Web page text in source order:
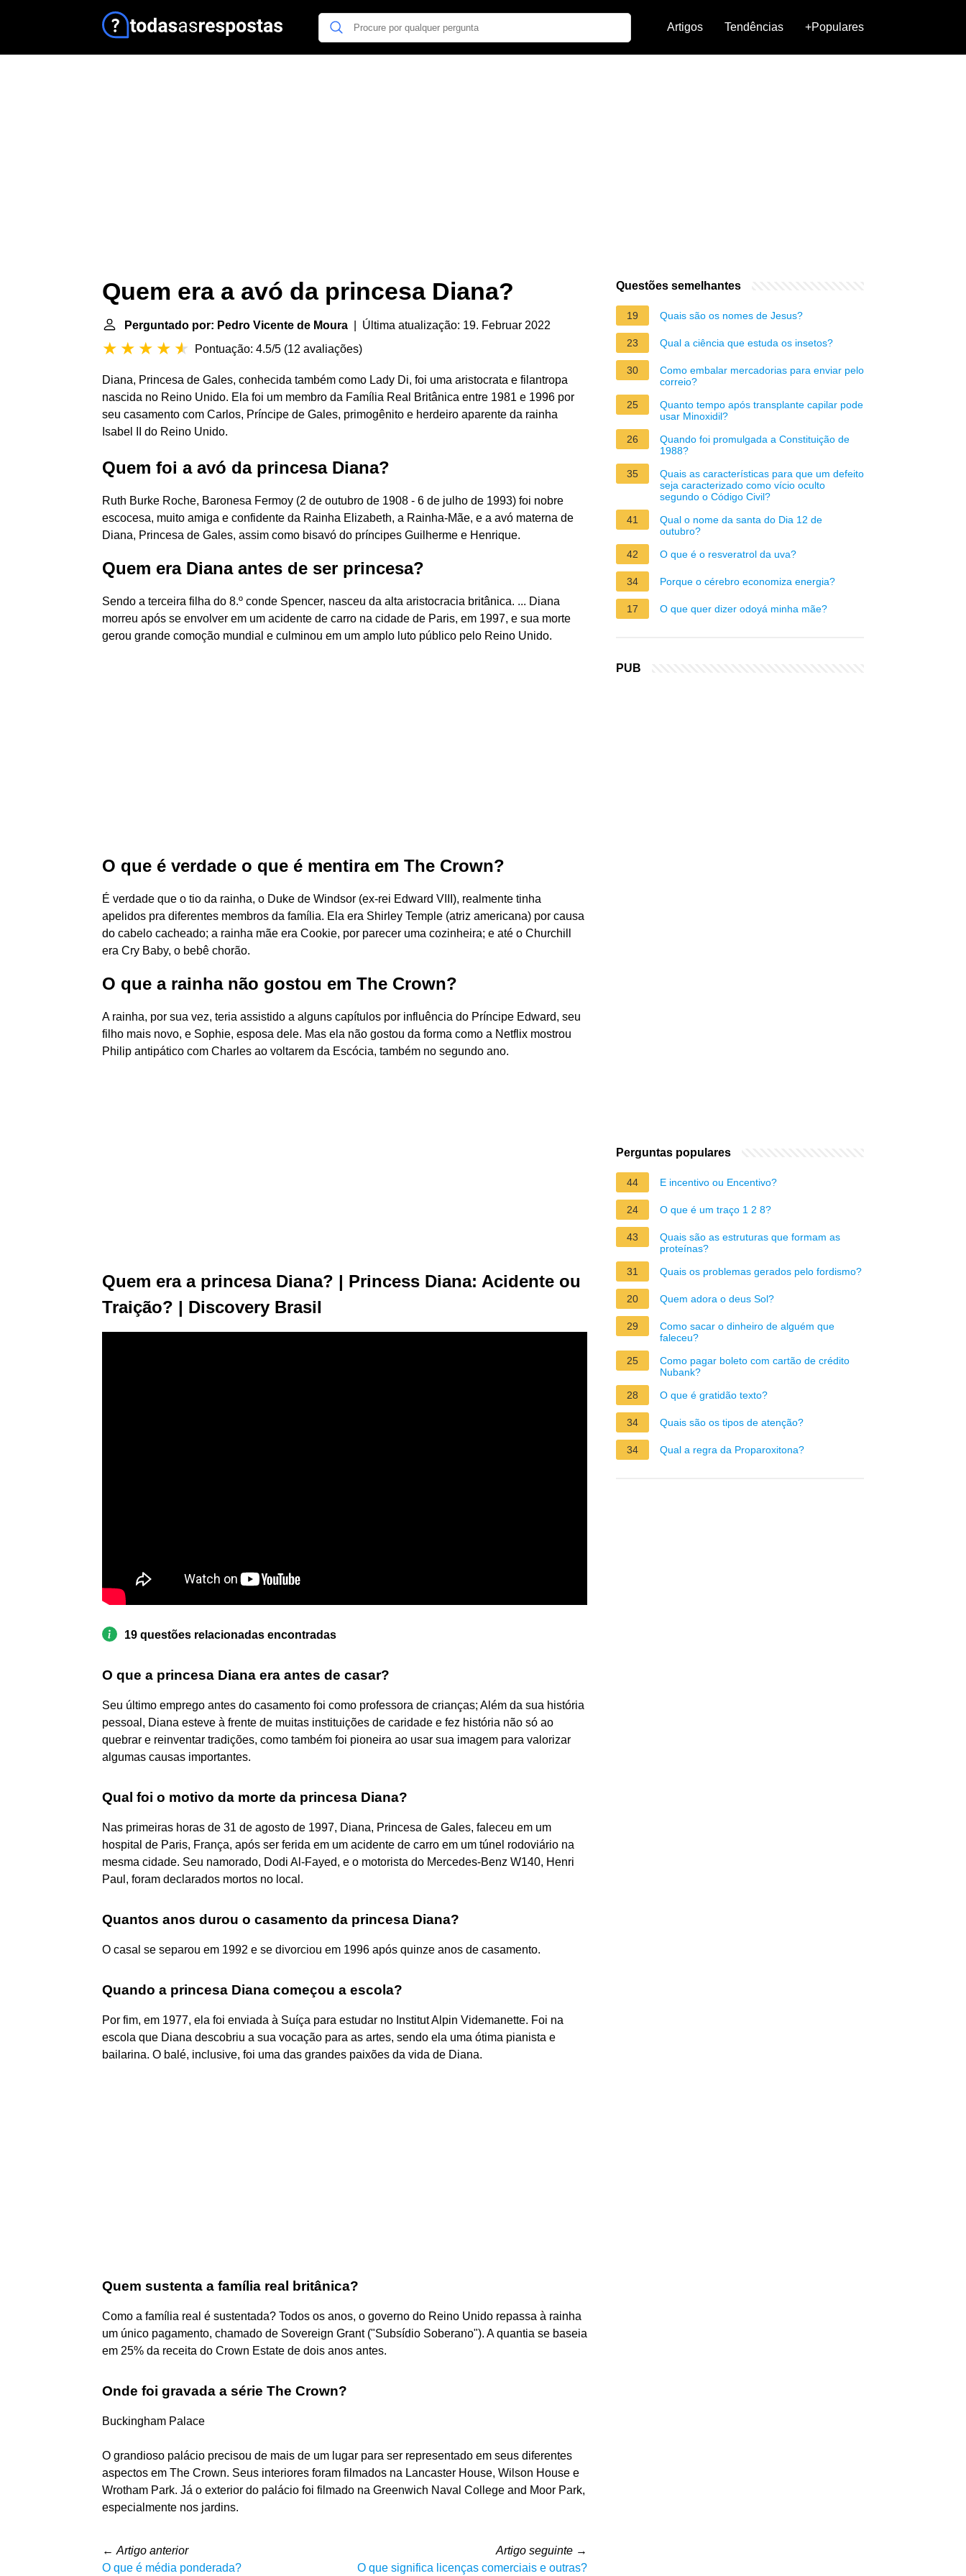
Artigos Tendências +Populares
Quem era a avó da princesa Diana?
Perguntado por: Pedro Vicente de Moura | Última atualização: 19. Februar 2022
Pontuação: 4.5/5 (12 avaliações)
Diana, Princesa de Gales, conhecida também como Lady Di, foi uma aristocrata e filantropa
nascida no Reino Unido. Ela foi um membro da Família Real Britânica entre 1981 e 1996 por
seu casamento com Carlos, Príncipe de Gales, primogênito e herdeiro aparente da rainha
Isabel II do Reino Unido.
Quem foi a avó da princesa Diana?
Ruth Burke Roche, Baronesa Fermoy (2 de outubro de 1908 - 6 de julho de 1993) foi nobre
escocesa, muito amiga e confidente da Rainha Elizabeth, a Rainha-Mãe, e a avó materna de
Diana, Princesa de Gales, assim como bisavó do príncipes Guilherme e Henrique.
Quem era Diana antes de ser princesa?
Sendo a terceira filha do 8.º conde Spencer, nasceu da alta aristocracia britânica. ... Diana
morreu após se envolver em um acidente de carro na cidade de Paris, em 1997, e sua morte
gerou grande comoção mundial e culminou em um amplo luto público pelo Reino Unido.
O que é verdade o que é mentira em The Crown?
É verdade que o tio da rainha, o Duke de Windsor (ex-rei Edward VIII), realmente tinha
apelidos pra diferentes membros da família. Ela era Shirley Temple (atriz americana) por causa
do cabelo cacheado; a rainha mãe era Cookie, por parecer uma cozinheira; e até o Churchill
era Cry Baby, o bebê chorão.
O que a rainha não gostou em The Crown?
A rainha, por sua vez, teria assistido a alguns capítulos por influência do Príncipe Edward, seu
filho mais novo, e Sophie, esposa dele. Mas ela não gostou da forma como a Netflix mostrou
Philip antipático com Charles ao voltarem da Escócia, também no segundo ano.
Quem era a princesa Diana? | Princess Diana: Acidente ou
Traição? | Discovery Brasil
19 questões relacionadas encontradas
O que a princesa Diana era antes de casar?
Seu último emprego antes do casamento foi como professora de crianças; Além da sua história
pessoal, Diana esteve à frente de muitas instituições de caridade e fez história não só ao
quebrar e reinventar tradições, como também foi pioneira ao usar sua imagem para valorizar
algumas causas importantes.
Qual foi o motivo da morte da princesa Diana?
Nas primeiras horas de 31 de agosto de 1997, Diana, Princesa de Gales, faleceu em um
hospital de Paris, França, após ser ferida em um acidente de carro em um túnel rodoviário na
mesma cidade. Seu namorado, Dodi Al-Fayed, e o motorista do Mercedes-Benz W140, Henri
Paul, foram declarados mortos no local.
Quantos anos durou o casamento da princesa Diana?
O casal se separou em 1992 e se divorciou em 1996 após quinze anos de casamento.
Quando a princesa Diana começou a escola?
Por fim, em 1977, ela foi enviada à Suíça para estudar no Institut Alpin Videmanette. Foi na
escola que Diana descobriu a sua vocação para as artes, sendo ela uma ótima pianista e
bailarina. O balé, inclusive, foi uma das grandes paixões da vida de Diana.
Quem sustenta a família real britânica?
Como a família real é sustentada? Todos os anos, o governo do Reino Unido repassa à rainha
um único pagamento, chamado de Sovereign Grant ("Subsídio Soberano"). A quantia se baseia
em 25% da receita do Crown Estate de dois anos antes.
Onde foi gravada a série The Crown?
Buckingham Palace
O grandioso palácio precisou de mais de um lugar para ser representado em seus diferentes
aspectos em The Crown. Seus interiores foram filmados na Lancaster House, Wilson House e
Wrotham Park. Já o exterior do palácio foi filmado na Greenwich Naval College and Moor Park,
especialmente nos jardins.
← Artigo anterior
O que é média ponderada?
Artigo seguinte →
O que significa licenças comerciais e outras?
Questões semelhantes
19 Quais são os nomes de Jesus?
23 Qual a ciência que estuda os insetos?
30
Como embalar mercadorias para enviar pelo
correio?
25
Quanto tempo após transplante capilar pode
usar Minoxidil?
26
Quando foi promulgada a Constituição de
1988?
35
Quais as características para que um defeito
seja caracterizado como vício oculto
segundo o Código Civil?
41
Qual o nome da santa do Dia 12 de
outubro?
42
O que é o resveratrol da uva?
34 Porque o cérebro economiza energia?
17 O que quer dizer odoyá minha mãe?
PUB
Perguntas populares
44 E incentivo ou Encentivo?
24 O que é um traço 1 2 8?
43
Quais são as estruturas que formam as
proteínas?
31
Quais os problemas gerados pelo fordismo?
20 Quem adora o deus Sol?
29
Como sacar o dinheiro de alguém que
faleceu?
25
Como pagar boleto com cartão de crédito
Nubank?
28
O que é gratidão texto?
34 Quais são os tipos de atenção?
34 Qual a regra da Proparoxitona?